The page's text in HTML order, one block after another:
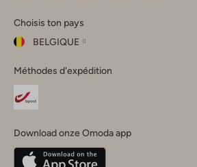
Instagram
Facebook
TikTok
Choisis ton pays
BELGIQUE
ton
pays
Fermer
Belgique(Français)
Méthodes d'expédition
Download onze Omoda app